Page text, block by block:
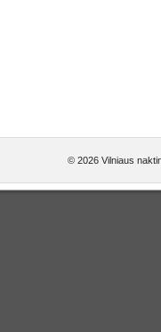
© 2026 Vilniaus